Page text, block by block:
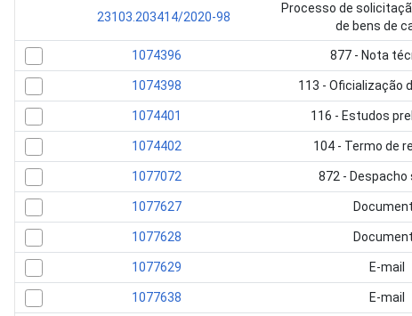
23103.203414/2020-98
Processo de
de bens de
1074396 877 - Nota
1074398 113 - Oficialização
1074401 116 - Estudos
1074402 104 - Termo de
1077072 872 - Despacho
1077627
1077628
1077629 E-mail
1077638 E-mail